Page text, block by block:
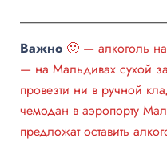
Важно 🙂 — алкоголь
— на Мальдивах сухой
провезти ни в ручной
чемодан в аэропорту
предложат оставить